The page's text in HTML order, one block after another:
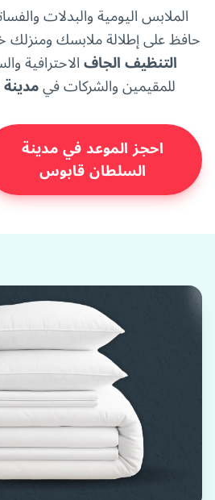
الملابس اليومية والبدلات
حافظ على إطلالة ملابسك
التنظيف الجافالاحترافية
للمقيمين والشركات في
احجز الموعد في مدينة
السلطان قابوس